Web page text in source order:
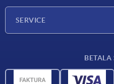
SERVICE
CAD-data
BETALA